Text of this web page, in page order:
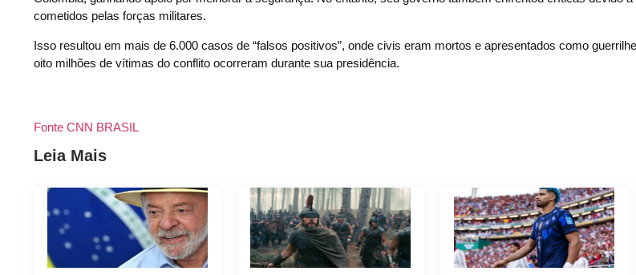
cometidos pelas forças militares.
Isso resultou em mais de 6.000 casos de “falsos positivos”, onde civis eram mortos e apresentados como
oito milhões de vítimas do conflito ocorreram durante sua presidência.
Fonte CNN BRASIL
Leia Mais